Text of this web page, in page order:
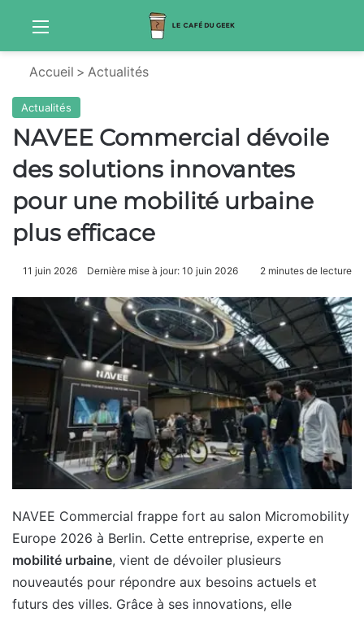
Menu
Accueil > Actualités
Actualités
NAVEE Commercial dévoile
des solutions innovantes
pour une mobilité urbaine
plus efficace
11 juin 2026 Dernière mise à jour: 10 juin 2026 2 minutes de lecture
NAVEE Commercial frappe fort au salon Micromobility
Europe 2026 à Berlin. Cette entreprise, experte en
mobilité urbaine, vient de dévoiler plusieurs
nouveautés pour répondre aux besoins actuels et
futurs des villes. Grâce à ses innovations, elle